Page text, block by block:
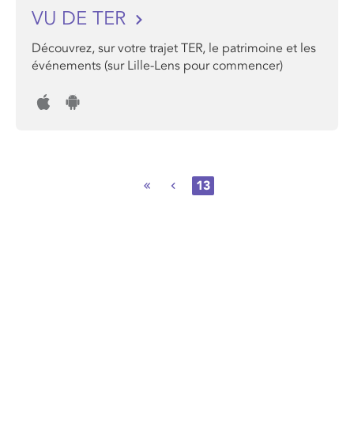
VU DE TER
Découvrez, sur votre trajet TER, le patrimoine et les
événements (sur Lille-Lens pour commencer)
13